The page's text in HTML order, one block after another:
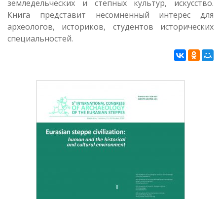
земледельческих и степных культур, искусство.
Книга представит несомненный интерес для
археологов, историков, студентов исторических
специальностей.